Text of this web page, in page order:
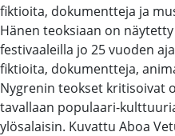
fiktioita, dokumentteja ja
Hänen teoksiaan on
festivaaleilla jo 25 vuoden
fiktioita, dokumentteja,
Nygrenin teokset kritisoivat
tavallaan populaari-
ylösalaisin. Kuvattu Aboa